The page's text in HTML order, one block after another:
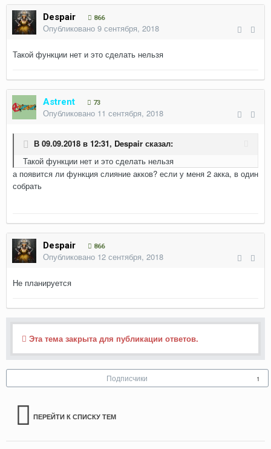
Despair 866
Опубликовано 9 сентября, 2018
Такой функции нет и это сделать нельзя
Astrent 73
Опубликовано 11 сентября, 2018
В 09.09.2018 в 12:31, Despair сказал:
Такой функции нет и это сделать нельзя
а появится ли функция слияние акков? если у меня 2 акка, в один
собрать
Despair 866
Опубликовано 12 сентября, 2018
Не планируется
Эта тема закрыта для публикации ответов.
Подписчики 1
ПЕРЕЙТИ К СПИСКУ ТЕМ